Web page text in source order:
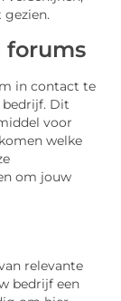
gezien.
forums
in contact te
Dit
voor
welke
om jouw
relevante
bedrijf een